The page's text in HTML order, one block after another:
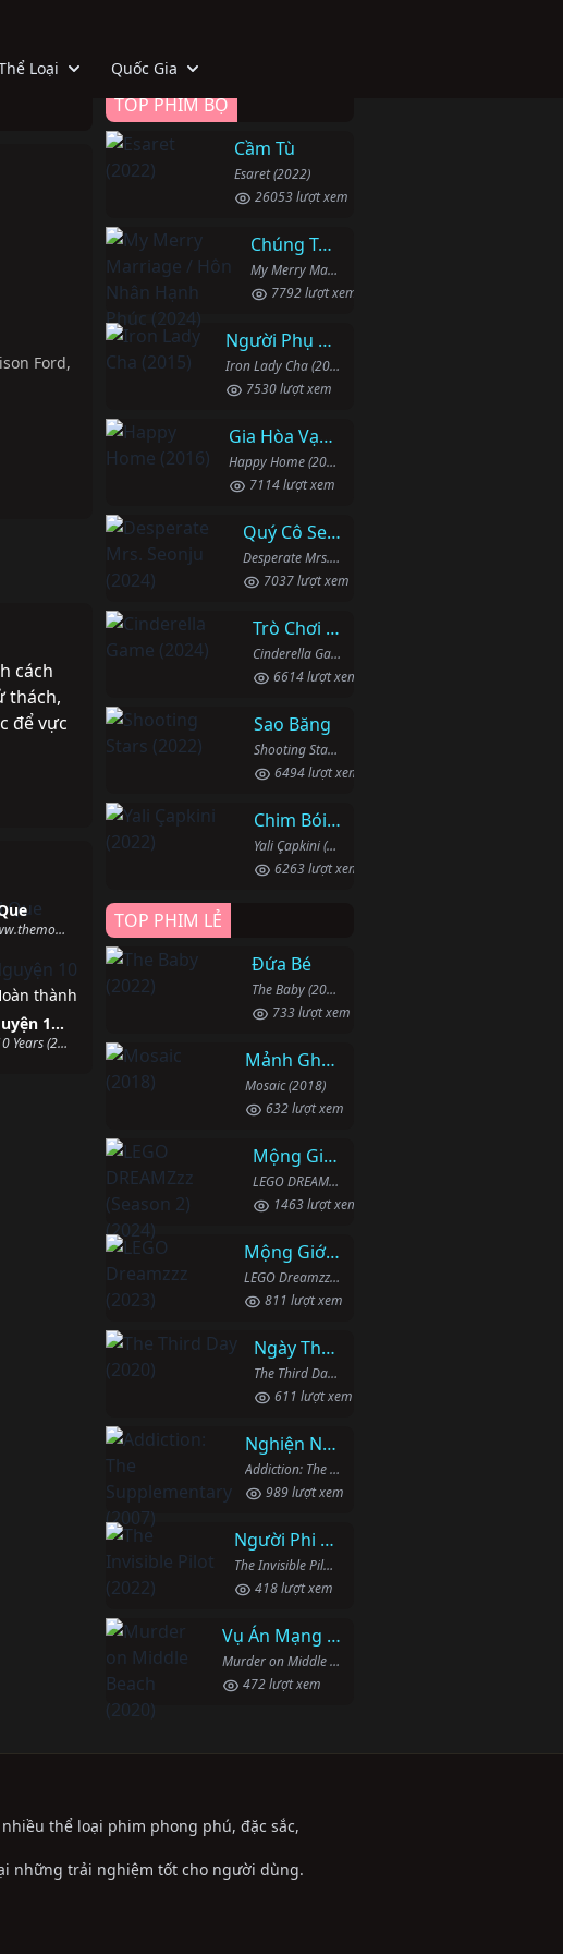
Loại Quốc Gia
Ford,
cách
thách,
để vực
https://www.themoviedb.org/tv/215275-cop-adam (2022)
Ước Nguyện 10 Năm
The Last 10 Years (2022)
thành
TOP PHIM BỘ
Cầm Tù
Esaret (2022)
26053 lượt xem
Chúng Ta Hãy Kết Hôn Nhé
My Merry Marriage / Hôn Nhân Hạnh Phúc (2024)
7792 lượt xem
Người Phụ Nữ Mạnh Mẽ
Iron Lady Cha (2015)
7530 lượt xem
Gia Hòa Vạn Sự Thành
Happy Home (2016)
7114 lượt xem
Quý Cô Seon Ju Phục Thù
Desperate Mrs. Seonju (2024)
7037 lượt xem
Trò Chơi Lọ Lem
Cinderella Game (2024)
6614 lượt xem
Sao Băng
Shooting Stars (2022)
6494 lượt xem
Chim Bói Cá
Yali Çapkini (2022)
6263 lượt xem
TOP PHIM LẺ
Đứa Bé
The Baby (2022)
733 lượt xem
Mảnh Ghép
Mosaic (2018)
632 lượt xem
Mộng Giới (Phần 2)
LEGO DREAMZzz (Season 2) (2024)
1463 lượt xem
Mộng Giới (Phần 1)
LEGO Dreamzzz (2023)
811 lượt xem
Ngày Thứ Ba
The Third Day (2020)
611 lượt xem
Nghiện Ngập: Chuỗi Phim Bổ Trợ
Addiction: The Supplementary (2007)
989 lượt xem
Người Phi Công Vô Hình
The Invisible Pilot (2022)
418 lượt xem
Vụ Án Mạng Trên Đường Middle Beach
Murder on Middle Beach (2020)
472 lượt xem
thể loại phim phong phú, đặc sắc,
những trải nghiệm tốt cho người dùng.